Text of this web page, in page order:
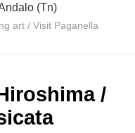
(Tn)
art /Visit Paganella
/